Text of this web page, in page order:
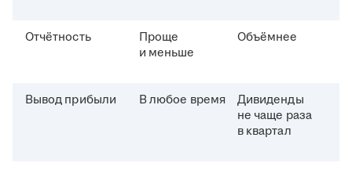
Отчётность
Проще
и меньше
Объёмнее
Вывод прибыли В любое время
Дивиденды
не чаще раза
в квартал